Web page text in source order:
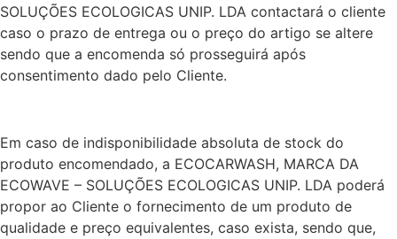
SOLUÇÕES ECOLOGICAS UNIP. LDA contactará o cliente
caso o prazo de entrega ou o preço do artigo se altere
sendo que a encomenda só prosseguirá após
consentimento dado pelo Cliente.
Em caso de indisponibilidade absoluta de stock do
produto encomendado, a ECOCARWASH, MARCA DA
ECOWAVE – SOLUÇÕES ECOLOGICAS UNIP. LDA poderá
propor ao Cliente o fornecimento de um produto de
qualidade e preço equivalentes, caso exista, sendo que,